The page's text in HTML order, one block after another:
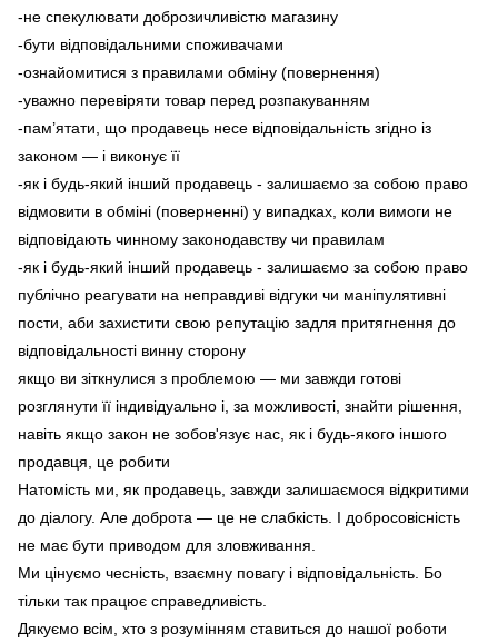
-не спекулювати доброзичливістю магазину
-бути відповідальними споживачами
-ознайомитися з правилами обміну (повернення)
-уважно перевіряти товар перед розпакуванням
-пам’ятати, що продавець несе відповідальність згідно із
законом — і виконує її
-як і будь-який інший продавець - залишаємо за собою право
відмовити в обміні (поверненні) у випадках, коли вимоги не
відповідають чинному законодавству чи правилам
-як і будь-який інший продавець - залишаємо за собою право
публічно реагувати на неправдиві відгуки чи маніпулятивні
пости, аби захистити свою репутацію задля притягнення до
відповідальності винну сторону
якщо ви зіткнулися з проблемою — ми завжди готові
розглянути її індивідуально і, за можливості, знайти рішення,
навіть якщо закон не зобов'язує нас, як і будь-якого іншого
продавця, це робити
Натомість ми, як продавець, завжди залишаємося відкритими
до діалогу. Але доброта — це не слабкість. І добросовісність
не має бути приводом для зловживання.
Ми цінуємо чесність, взаємну повагу і відповідальність. Бо
тільки так працює справедливість.
Дякуємо всім, хто з розумінням ставиться до нашої роботи